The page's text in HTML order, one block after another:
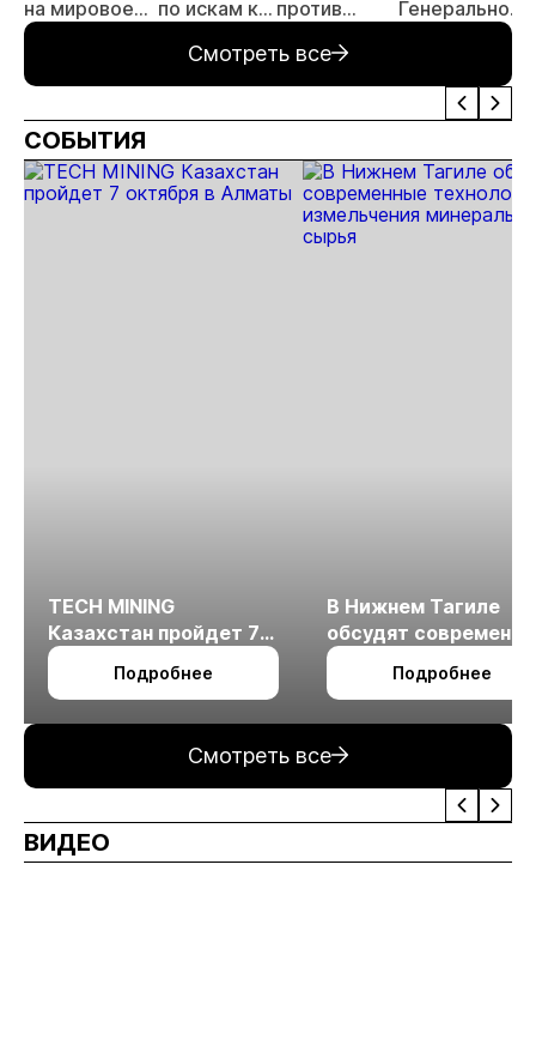
на мировое
соглашение с
по искам к
Струкову
против
Струкова
Генеральной
прокуратуры
Константина
Струкова
Смотреть все
СОБЫТИЯ
TECH MINING
Казахстан пройдет 7
октября в Алматы
Подробнее
В Нижнем Тагиле
обсудят
технологии
измельчения
Подробнее
Смотреть все
ВИДЕО